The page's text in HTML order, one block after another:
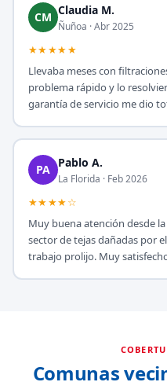
CM Claudia M.
Ñuñoa · Abr 2025
★★★★★
Llevaba meses con
problema rápido y lo
garantía de servicio me dio
PA Pablo A.
La Florida · Feb 2026
★★★★☆
Muy buena atención desde
sector de tejas dañadas por
trabajo prolijo. Muy
Comunas